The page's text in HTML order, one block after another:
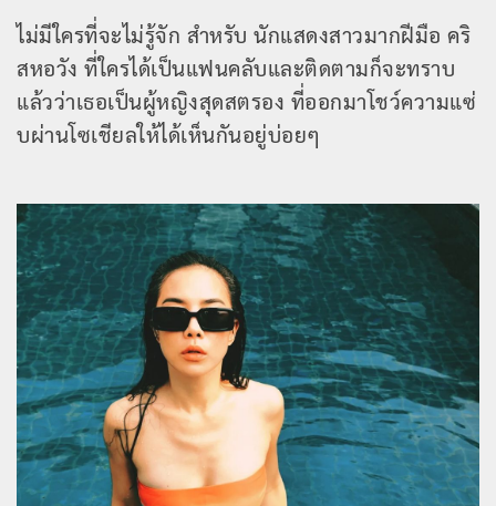
ไม่มีใครที่จะไม่รู้จัก สำหรับ นักแสดงสาวมากฝีมือ คริ
สหอวัง ที่ใครได้เป็นแฟนคลับและติดตามก็จะทราบ
แล้วว่าเธอเป็นผู้หญิงสุดสตรอง ที่ออกมาโชว์ความแซ่
บผ่านโซเชียลให้ได้เห็นกันอยู่บ่อยๆ